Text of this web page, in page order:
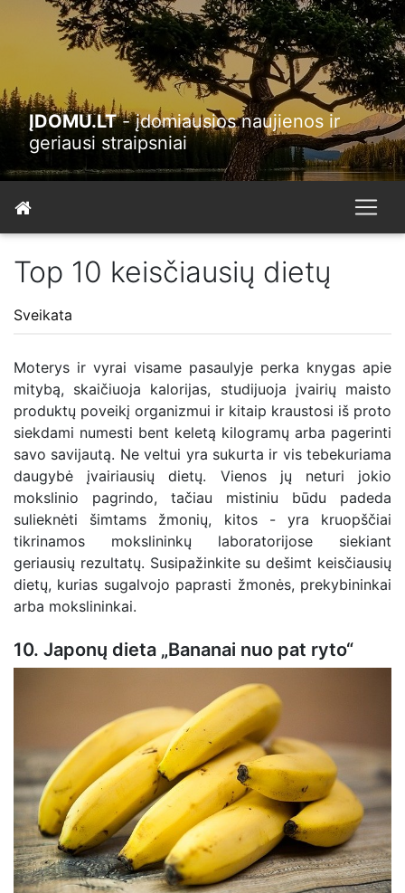
ĮDOMU.LT- įdomiausios naujienos ir
geriausi straipsniai
Top 10 keisčiausių dietų
Sveikata
Moterys ir vyrai visame pasaulyje perka knygas apie
mitybą, skaičiuoja kalorijas, studijuoja įvairių maisto
produktų poveikį organizmui ir kitaip kraustosi iš proto
siekdami numesti bent keletą kilogramų arba pagerinti
savo savijautą. Ne veltui yra sukurta ir vis tebekuriama
daugybė įvairiausių dietų. Vienos jų neturi jokio
mokslinio pagrindo, tačiau mistiniu būdu padeda
sulieknėti šimtams žmonių, kitos - yra kruopščiai
tikrinamos mokslininkų laboratorijose siekiant
geriausių rezultatų. Susipažinkite su dešimt keisčiausių
dietų, kurias sugalvojo paprasti žmonės, prekybininkai
arba mokslininkai.
10. Japonų dieta „Bananai nuo pat ryto“